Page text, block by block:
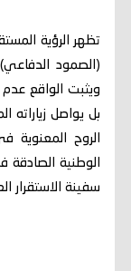
تظهر الرؤية
(الصمود
ويثبت الواقع عدم
بل يواصل زياراته
الروح المعنوية
الوطنية الصادقة
سفينة الاستقرار